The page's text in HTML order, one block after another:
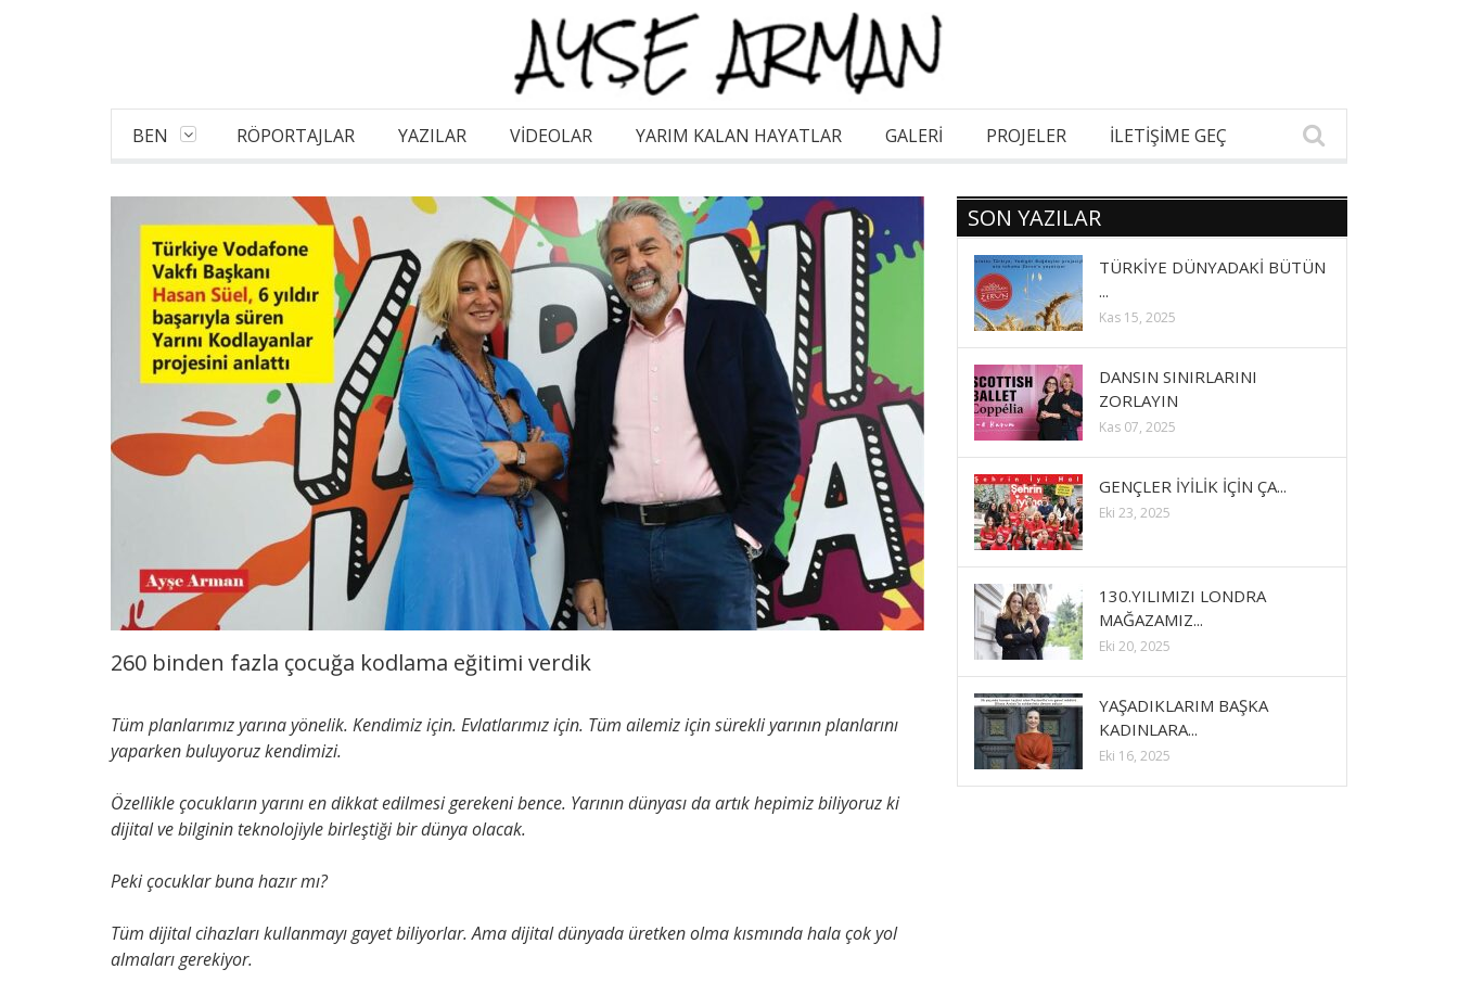
BEN RÖPORTAJLAR YAZILAR VİDEOLAR YARIM KALAN HAYATLAR GALERI PROJELER İLETİŞİME GEÇ
260 binden fazla çocuğa kodlama eğitimi verdik
Tüm planlarımız yarına yönelik. Kendimiz için. Evlatlarımız için. Tüm ailemiz için sürekli yarının planlarını
yaparken buluyoruz kendimizi.
Özellikle çocukların yarını en dikkat edilmesi gerekeni bence. Yarının dünyası da artık hepimiz biliyoruz ki
dijital ve bilginin teknolojiyle birleştiği bir dünya olacak.
Peki çocuklar buna hazır mı?
Tüm dijital cihazları kullanmayı gayet biliyorlar. Ama dijital dünyada üretken olma kısmında hala çok yol
almaları gerekiyor.
SON YAZILAR
TÜRKİYE DÜNYADAKİ BÜTÜN
...
Kas 15, 2025
DANSIN SINIRLARINI
ZORLAYIN
Kas 07, 2025
GENÇLER İYİLİK İÇİN ÇA...
Eki 23, 2025
130.YILIMIZI LONDRA
MAĞAZAMIZ...
Eki 20, 2025
YAŞADIKLARIM BAŞKA
KADINLARA...
Eki 16, 2025